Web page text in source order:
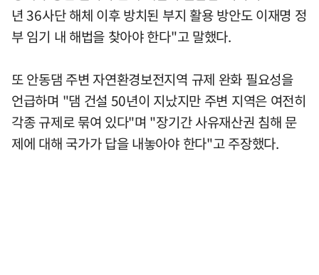
년 36사단 해체 이후 방치된 부지 활용 방안도 이재명 정
부 임기 내 해법을 찾아야 한다"고 말했다.
또 안동댐 주변 자연환경보전지역 규제 완화 필요성을
언급하며 "댐 건설 50년이 지났지만 주변 지역은 여전히
각종 규제로 묶여 있다"며 "장기간 사유재산권 침해 문
제에 대해 국가가 답을 내놓아야 한다"고 주장했다.